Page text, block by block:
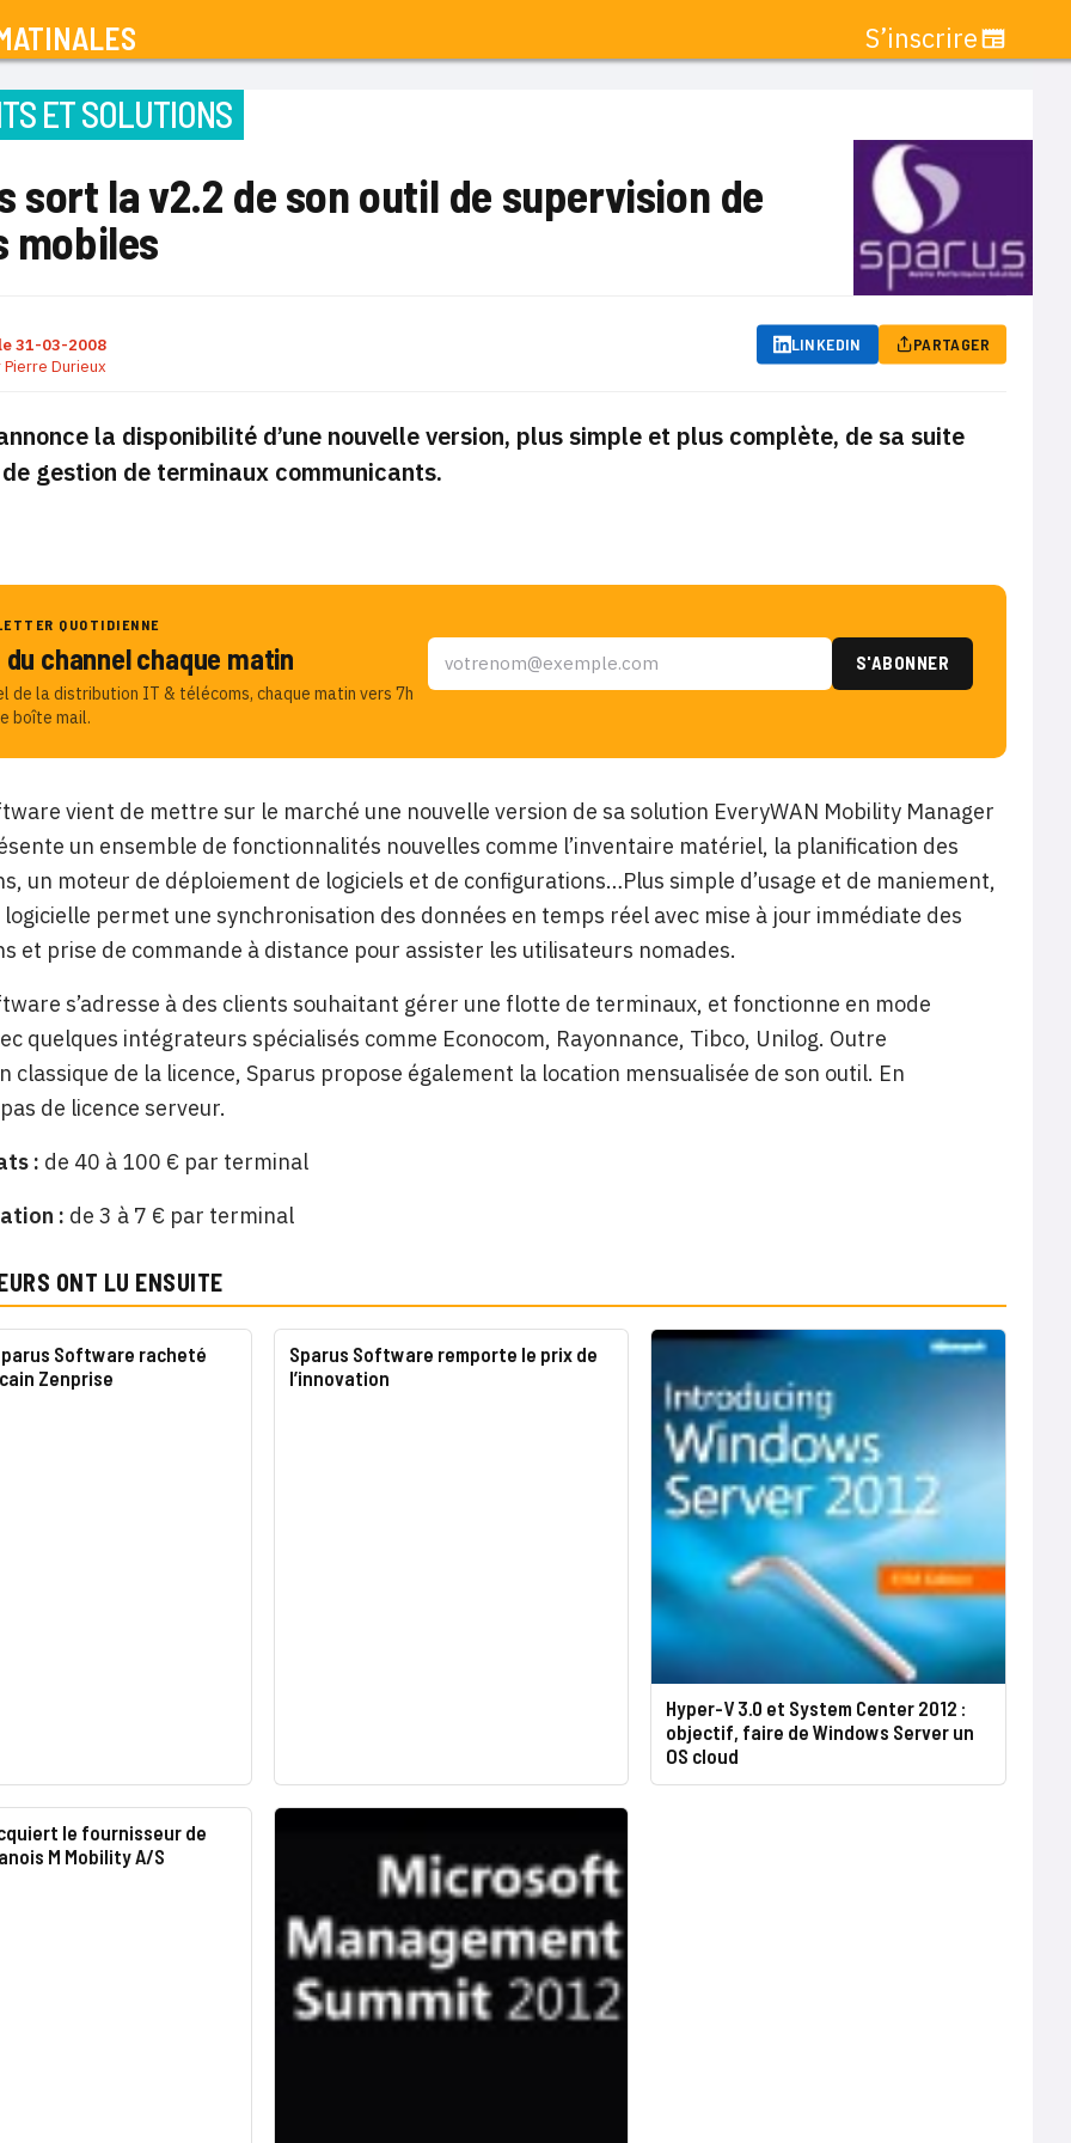
S’inscrire
ET SOLUTIONS
sort la v2.2 de son outil de supervision de
mobiles
31-03-2008
Pierre Durieux
LINKEDIN PARTAGER
la disponibilité d’une nouvelle version, plus simple et plus complète, de sa suite
gestion de terminaux communicants.
QUOTIDIENNE
channel chaque matin
de la distribution IT & télécoms, chaque matin vers 7h
boîte mail.
vient de mettre sur le marché une nouvelle version de sa solution EveryWAN Mobility Manager
un ensemble de fonctionnalités nouvelles comme l’inventaire matériel, la planification des
un moteur de déploiement de logiciels et de configurations…Plus simple d’usage et de maniement,
permet une synchronisation des données en temps réel avec mise à jour immédiate des
et prise de commande à distance pour assister les utilisateurs nomades.
s’adresse à des clients souhaitant gérer une flotte de terminaux, et fonctionne en mode
quelques intégrateurs spécialisés comme Econocom, Rayonnance, Tibco, Unilog. Outre
classique de la licence, Sparus propose également la location mensualisée de son outil. En
de licence serveur.
: de 40 à 100 € par terminal
: de 3 à 7 € par terminal
ONT LU ENSUITE
Software racheté
Zenprise
Sparus Software remporte le prix de
l’innovation
Hyper-V 3.0 et System Center 2012 :
objectif, faire de Windows Server un
OS cloud
le fournisseur de
M Mobility A/S